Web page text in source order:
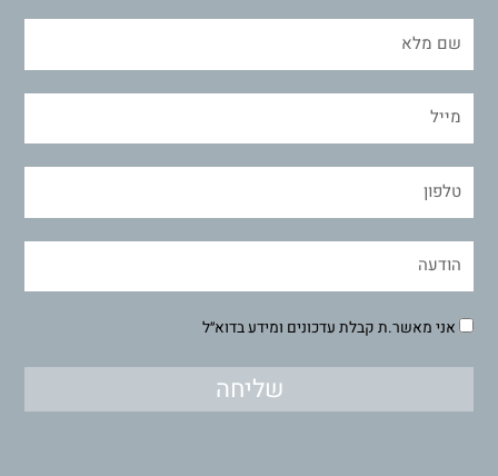
אני מאשר.ת קבלת עדכונים ומידע בדוא״ל
שליחה